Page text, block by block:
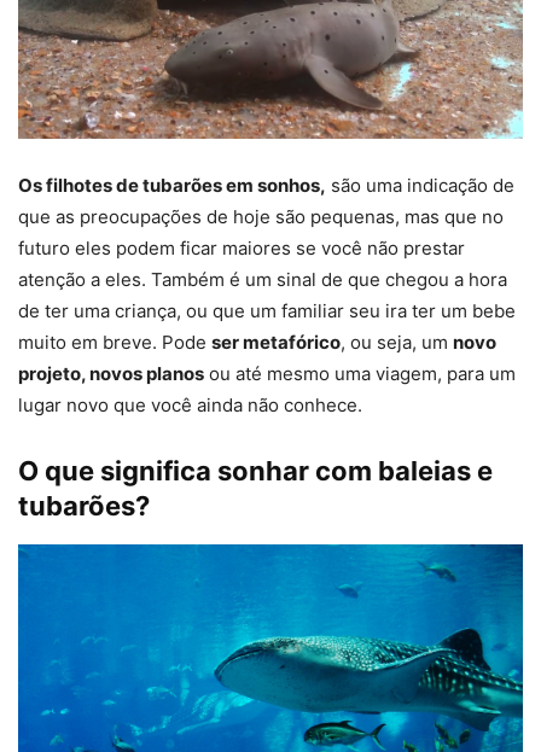
Os filhotes de tubarões em sonhos, são uma indicação de
que as preocupações de hoje são pequenas, mas que no
futuro eles podem ficar maiores se você não prestar
atenção a eles. Também é um sinal de que chegou a hora
de ter uma criança, ou que um familiar seu ira ter um bebe
muito em breve. Pode ser metafórico, ou seja, um novo
projeto, novos planos ou até mesmo uma viagem, para um
lugar novo que você ainda não conhece.
O que significa sonhar com baleias e
tubarões?